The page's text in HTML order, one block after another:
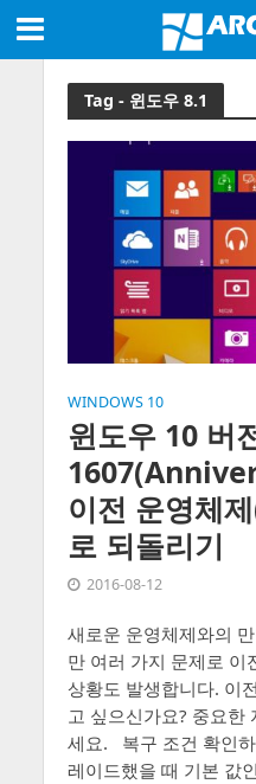
Tag - 윈도우 8.1
WINDOWS 10
윈도우 10 버
이전 운영체
로 되돌리기
2016-08-12
새로운 운영체제와의
만 여러 가지 문제로 이
상황도 발생합니다. 이
고 싶으신가요? 중요한
세요. 복구 조건 확인
레이드했을 때 기본 값